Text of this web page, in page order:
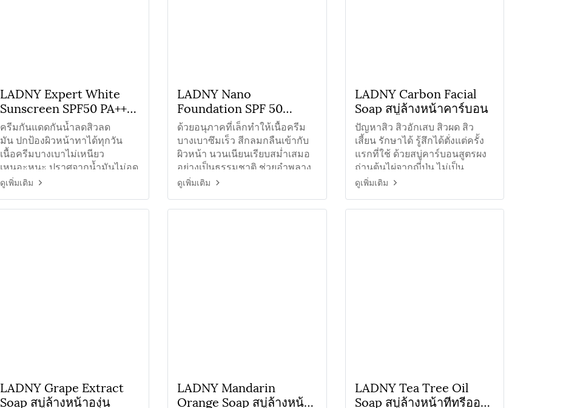
LADNY Expert White
Sunscreen SPF50 PA+++
ครีมกันแดดคุมมันไม่มีรอง
พื้น
ครีมกันแดดกันน้ำลดสิวลด
มัน ปกป้องผิวหน้าทาได้ทุกวัน
เนื้อครีมบางเบาไม่เหนียว
เหนอะหนะ ปราศจากน้ำมันไม่อุด
ตันรูขุมขน ลดสิว ลดความมันบน
ดูเพิ่มเติม
LADNY Nano
Foundation SPF 50
PA+++ ครีมกันแดดรองพื้น
สูตรปกปิด
ด้วยอนุภาคที่เล็กทำให้เนื้อครีม
บางเบาซึมเร็ว สีกลมกลืนเข้ากับ
ผิวหน้า นวนเนียนเรียบสม่ำเสมอ
อย่างเป็นธรรมชาติ ช่วยอำพลาง
ริ้วรอย จุดด่างดำ
ดูเพิ่มเติม
LADNY Carbon Facial
Soap สบู่ล้างหน้าคาร์บอน
ปัญหาสิว สิวอักเสบ สิวผด สิว
เสี้ยน รักษาได้ รู้สึกได้ตั่งแต่ครั้ง
แรกที่ใช้ ด้วยสบู่คาร์บอนสูตรผง
ถ่านต้นไผ่จากญี่ปุ่น ไม่เป็น
อันตรายต่อผิว
ดูเพิ่มเติม
LADNY Grape Extract
Soap สบู่ล้างหน้าองุ่น
LADNY Mandarin
Orange Soap สบู่ล้างหน้า
LADNY Tea Tree Oil
Soap สบู่ล้างหน้าทีทรีออ